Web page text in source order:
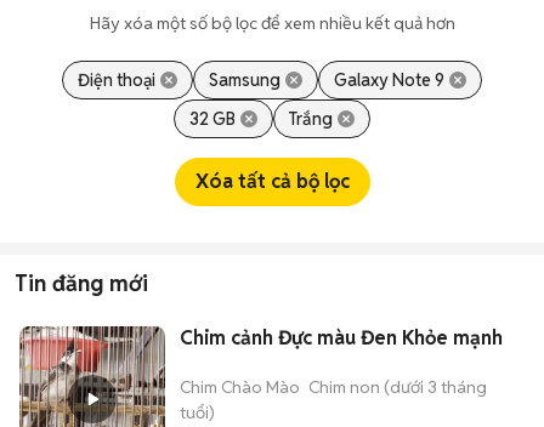
Hãy xóa một số bộ lọc để xem nhiều kết quả hơn
Điện thoại Samsung
Galaxy Note 9
32 GB
Trắng
Xóa tất cả bộ lọc
Tin đăng mới
Chim cảnh Đực màu Đen Khỏe mạnh
Chim Chào Mào Chim non (dưới 3 tháng
tuổi)